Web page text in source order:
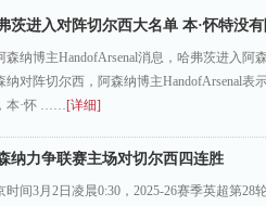
茨进入对阵切尔西大名单 本·怀特没
森纳博主HandofArsenal消息，哈弗茨进入阿
纳对阵切尔西，阿森纳博主HandofArsenal表
本·怀 ……[详细]
纳力争联赛主场对切尔西四连胜
时间3月2日凌晨0:30，2025-26赛季英超第28